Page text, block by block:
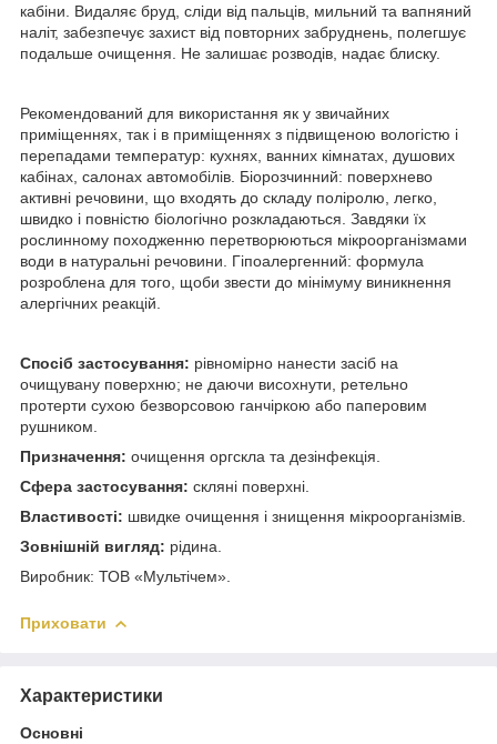
кабіни. Видаляє бруд, сліди від пальців, мильний та вапняний
наліт, забезпечує захист від повторних забруднень, полегшує
подальше очищення. Не залишає розводів, надає блиску.
Рекомендований для використання як у звичайних
приміщеннях, так і в приміщеннях з підвищеною вологістю і
перепадами температур: кухнях, ванних кімнатах, душових
кабінах, салонах автомобілів. Біорозчинний: поверхнево
активні речовини, що входять до складу поліролю, легко,
швидко і повністю біологічно розкладаються. Завдяки їх
рослинному походженню перетворюються мікроорганізмами
води в натуральні речовини. Гіпоалергенний: формула
розроблена для того, щоби звести до мінімуму виникнення
алергічних реакцій.
Спосіб застосування: рівномірно нанести засіб на
очищувану поверхню; не даючи висохнути, ретельно
протерти сухою безворсовою ганчіркою або паперовим
рушником.
Призначення: очищення оргскла та дезінфекція.
Сфера застосування: скляні поверхні.
Властивості: швидке очищення і знищення мікроорганізмів.
Зовнішній вигляд: рідина.
Виробник: ТОВ «Мультічем».
Приховати
Характеристики
Основні